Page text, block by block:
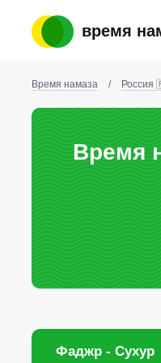
время
Время намаза /
Время
Фаджр - Сухур